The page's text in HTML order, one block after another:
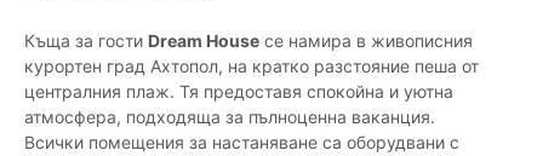
Къща за гости Dream House се намира в живописния
курортен град Ахтопол, на кратко разстояние пеша от
централния плаж. Тя предоставя спокойна и уютна
атмосфера, подходяща за пълноценна ваканция.
Всички помещения за настаняване са оборудвани с